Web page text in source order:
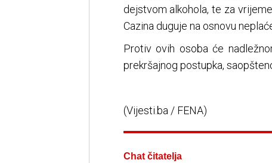
dejstvom alkohola, te za
Cazina duguje na osnovu
Protiv ovih osoba će
prekršajnog postupka,
(Vijesti.ba / FENA)
Chat čitatelja